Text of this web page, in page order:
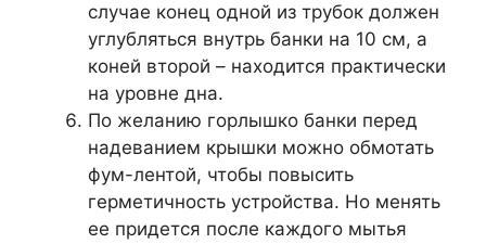
случае конец одной из трубок должен
углубляться внутрь банки на 10 см, а
коней второй – находится практически
на уровне дна.
По желанию горлышко банки перед
надеванием крышки можно обмотать
фум-лентой, чтобы повысить
герметичность устройства. Но менять
ее придется после каждого мытья